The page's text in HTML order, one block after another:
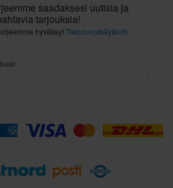
saadaksesi uutisia ja
tarjouksia!
hyväksytTietosuojakäytäntö